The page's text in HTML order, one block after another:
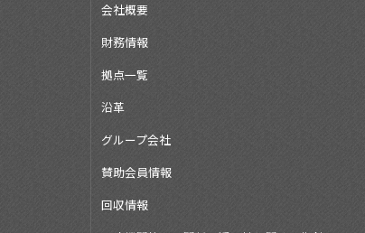
会社概要
財務情報
拠点一覧
沿革
グループ会社
賛助会員情報
回収情報